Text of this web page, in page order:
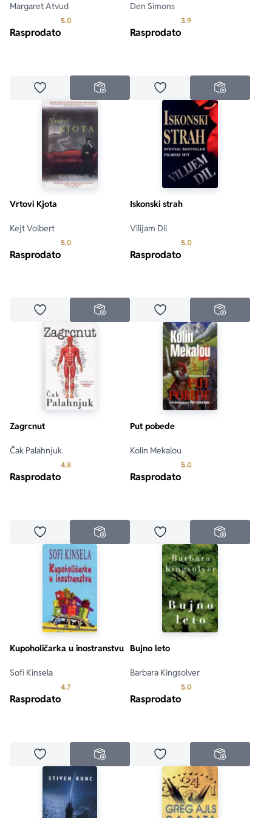
Margaret Atvud
5.0
Rasprodato
Dodaj u omiljeneNEDOSTUPNO
Den Simons
3.9Prosecna ocena je 3.9
Rasprodato
Dodaj u omiljene
Vrtovi Kjota
Kejt Volbert
5.0
Rasprodato
Dodaj u omiljeneNEDOSTUPNO
Iskonski strah
Vilijam Dil
5.0
Rasprodato
Dodaj u omiljene
Zagrcnut
Čak Palahnjuk
4.8Prosecna ocena je 4.8 od 5
Rasprodato
Dodaj u omiljeneNEDOSTUPNO
Put pobede
Kolin Mekalou
5.0
Rasprodato
Dodaj u omiljene
Kupoholičarka u inostranstvu
Sofi Kinsela
4.7Prosecna ocena je 4.7 od 5
Rasprodato
Dodaj u omiljeneNEDOSTUPNO
Bujno leto
Barbara Kingsolver
5.0
Rasprodato
Dodaj u omiljene